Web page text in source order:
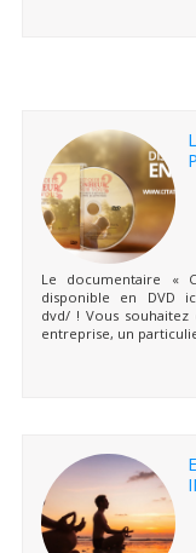
Le documentaire «
disponible en DVD
dvd/ ! Vous
entreprise, un